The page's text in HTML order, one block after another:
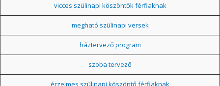
vicces szülinapi köszöntők férfiaknak
megható szülinapi versek
háztervező program
szoba tervező
érzelmes szülinapi köszöntő férfiaknak